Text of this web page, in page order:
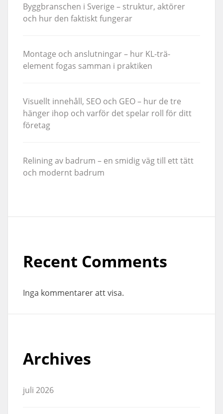
Byggbranschen i Sverige – struktur, aktörer
och hur den faktiskt fungerar
Montage och anslutningar – hur KL-trä-
element fogas samman i praktiken
Visuellt innehåll, SEO och GEO – hur de tre
hänger ihop och varför det spelar roll för ditt
företag
Relining av badrum – en smidig väg till ett tätt
och modernt badrum
Recent Comments
Inga kommentarer att visa.
Archives
juli 2026